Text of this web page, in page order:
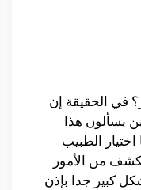
في الحقيقة إن
يسألون هذا
الطبيب
من الأمور
كبير جدا بإذن